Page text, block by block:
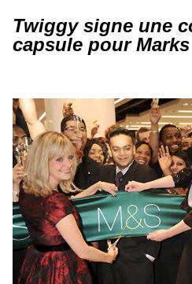
Twiggy signe une
capsule pour